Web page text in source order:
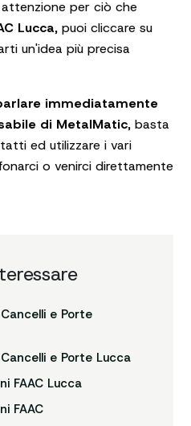
per ciò che
Lucca, puoi cliccare su
un'idea più precisa
immediatamente
di MetalMatic, basta
ed utilizzare i vari
o venirci direttamente
e Porte
e Porte Lucca
FAAC Lucca
FAAC